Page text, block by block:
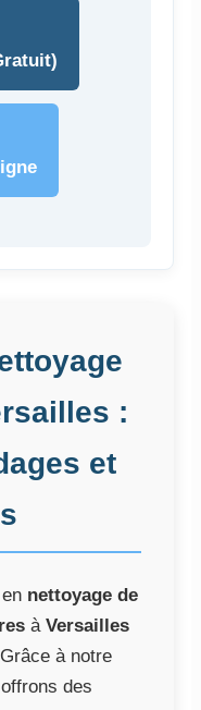
:
et
nettoyage de
à Versailles
à notre
des